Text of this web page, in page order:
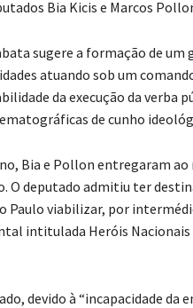
Bia Kicis e Marcos
sugere a formação de
atuando sob um
da execução da verba
de cunho
Bia e Pollon entregaram
O deputado admitiu ter
Paulo viabilizar, por
intitulada Heróis Nacionais
devido à “incapacidade da